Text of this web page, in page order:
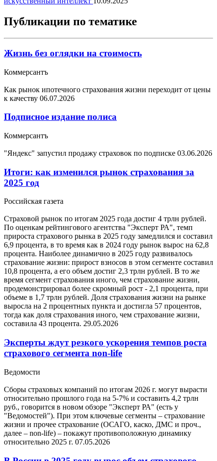
Публикации по тематике
Жизнь без оглядки на стоимость
Коммерсантъ
Как рынок ипотечного страхования жизни переходит от цены
к качеству 06.07.2026
Подписное издание полиса
Коммерсантъ
"Яндекс" запустил продажу страховок по подписке 03.06.2026
Итоги: как изменился рынок страхования за
2025 год
Российская газета
Страховой рынок по итогам 2025 года достиг 4 трлн рублей.
По оценкам рейтингового агентства "Эксперт РА", темп
прироста страхового рынка в 2025 году замедлился и составил
6,9 процента, в то время как в 2024 году рынок вырос на 62,8
процента. Наиболее динамично в 2025 году развивалось
страхование жизни: прирост взносов в этом сегменте составил
10,8 процента, а его объем достиг 2,3 трлн рублей. В то же
время сегмент страхования иного, чем страхование жизни,
продемонстрировал более скромный рост - 2,1 процента, при
объеме в 1,7 трлн рублей. Доля страхования жизни на рынке
выросла на 2 процентных пункта и достигла 57 процентов,
тогда как доля страхования иного, чем страхование жизни,
составила 43 процента. 29.05.2026
Эксперты ждут резкого ускорения темпов роста
страхового сегмента non-life
Ведомости
Сборы страховых компаний по итогам 2026 г. могут вырасти
относительно прошлого года на 5-7% и составить 4,2 трлн
руб., говорится в новом обзоре "Эксперт РА" (есть у
"Ведомостей"). При этом ключевые сегменты – страхование
жизни и прочее страхование (ОСАГО, каско, ДМС и проч.,
далее – non-life) – покажут противоположную динамику
относительно 2025 г. 07.05.2026